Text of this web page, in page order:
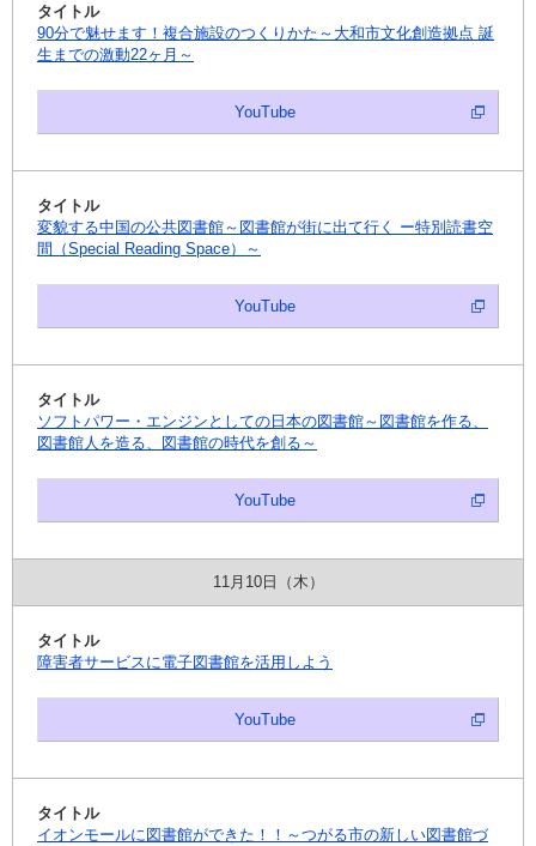
90分で魅せます！複合施設のつくりかた～大和市文化創造拠点 誕
生までの激動22ヶ月～
YouTube
変貌する中国の公共図書館～図書館が街に出て行く ー特別読書空
間（Special Reading Space）～
YouTube
ソフトパワー・エンジンとしての日本の図書館～図書館を作る、
図書館人を造る、図書館の時代を創る～
YouTube
11月10日（木）
障害者サービスに電子図書館を活用しよう
YouTube
イオンモールに図書館ができた！！～つがる市の新しい図書館づ